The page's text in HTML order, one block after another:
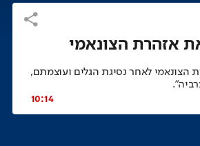
אזהרת הצונאמי
10:14
הצונאמי לאחר נסיגת הגלים ועוצמתם,